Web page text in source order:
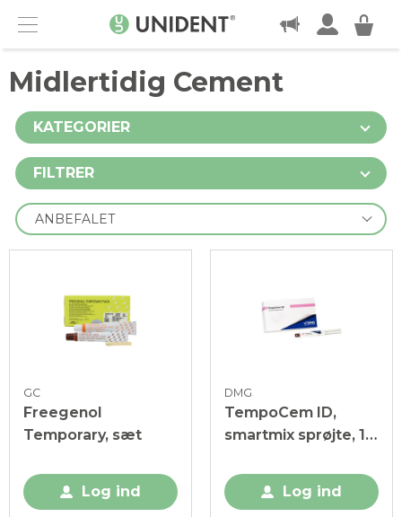
Menu
KONTAKT
Midlertidig Cement
KATEGORIER
FILTRER
GC
Freegenol
Temporary, sæt
Log ind
DMG
TempoCem ID,
smartmix sprøjte, 1 x
Log ind